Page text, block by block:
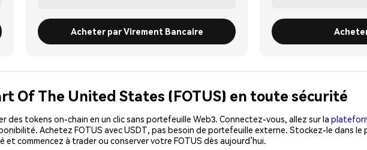
Acheter par Virement Bancaire
Of The United States (FOTUS) en toute sécurité
des tokens on-chain en un clic sans portefeuille Web3. Connectez-vous, allez sur la
Achetez FOTUS avec USDT, pas besoin de portefeuille externe. Stockez-le dans
commencez à trader ou conserver votre FOTUS dès aujourd’hui.